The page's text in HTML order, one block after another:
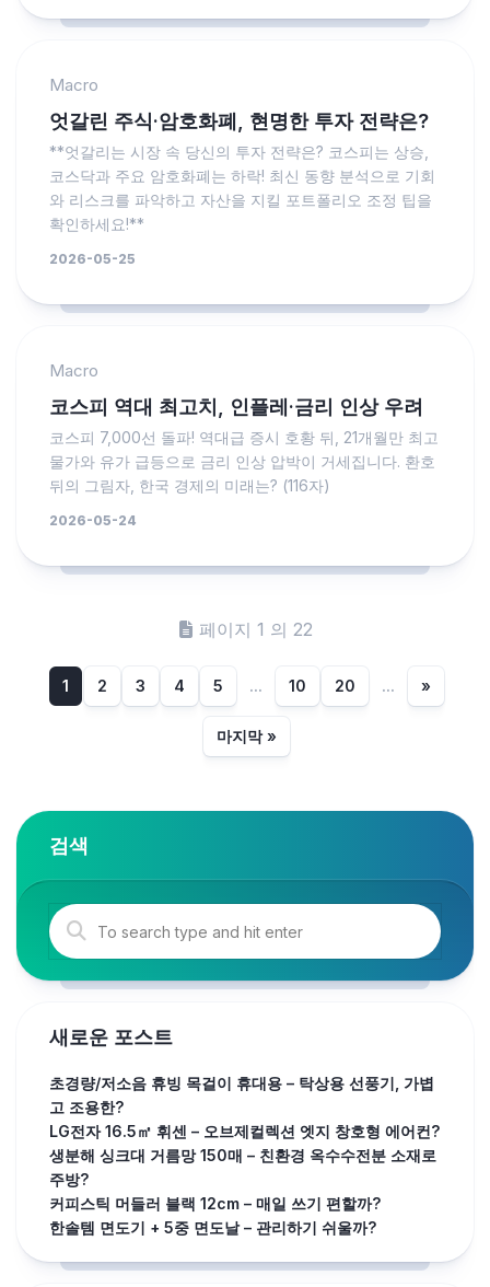
Macro
엇갈린 주식·암호화폐, 현명한 투자 전략은?
**엇갈리는 시장 속 당신의 투자 전략은? 코스피는 상승,
코스닥과 주요 암호화폐는 하락! 최신 동향 분석으로 기회
와 리스크를 파악하고 자산을 지킬 포트폴리오 조정 팁을
확인하세요!**
2026-05-25
Macro
코스피 역대 최고치, 인플레·금리 인상 우려
코스피 7,000선 돌파! 역대급 증시 호황 뒤, 21개월만 최고
물가와 유가 급등으로 금리 인상 압박이 거세집니다. 환호
뒤의 그림자, 한국 경제의 미래는? (116자)
2026-05-24
페이지 1 의 22
1 2 3 4 5 ... 10 20 ... »
마지막 »
검색
새로운 포스트
초경량/저소음 휴빙 목걸이 휴대용 – 탁상용 선풍기, 가볍
고 조용한?
LG전자 16.5㎡ 휘센 – 오브제컬렉션 엣지 창호형 에어컨?
생분해 싱크대 거름망 150매 – 친환경 옥수수전분 소재로
주방?
커피스틱 머들러 블랙 12cm – 매일 쓰기 편할까?
한솔템 면도기 + 5중 면도날 – 관리하기 쉬울까?